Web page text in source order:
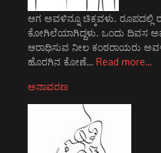
ಆಗ ಅವಳಿನ್ನೂ ಚಿಕ್ಕವಳು. ರೂಪದಲ್ಲಿ
ಕೋಗಿಲೆಯಾಗಿದ್ದಳು. ಒಂದು ದಿವಸ
ಆರಾಧಿಸುವ ನೀಲ ಕಂಠರಾಯರು
ಹೊರಗಿನ ಕೋಣೆ… Read more…
ಅನಾವರಣ